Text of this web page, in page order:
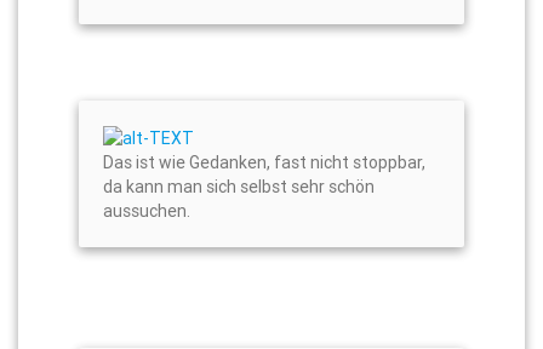
Das ist wie Gedanken, fast nicht stoppbar,
da kann man sich selbst sehr schön
aussuchen.